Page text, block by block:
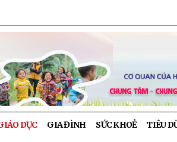
DỤC GIA ĐÌNH SỨC KHOẺ TIÊU